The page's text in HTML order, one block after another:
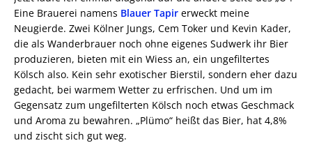
Eine Brauerei namens Blauer Tapir erweckt meine
Neugierde. Zwei Kölner Jungs, Cem Toker und Kevin Kader,
die als Wanderbrauer noch ohne eigenes Sudwerk ihr Bier
produzieren, bieten mit ein Wiess an, ein ungefiltertes
Kölsch also. Kein sehr exotischer Bierstil, sondern eher dazu
gedacht, bei warmem Wetter zu erfrischen. Und um im
Gegensatz zum ungefilterten Kölsch noch etwas Geschmack
und Aroma zu bewahren. „Plümo“ heißt das Bier, hat 4,8%
und zischt sich gut weg.